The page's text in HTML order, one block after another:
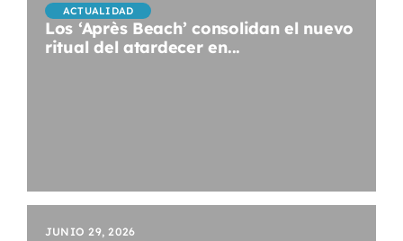
ACTUALIDAD
Los ‘Après Beach’ consolidan el nuevo
ritual del atardecer en...
JUNIO 29, 2026